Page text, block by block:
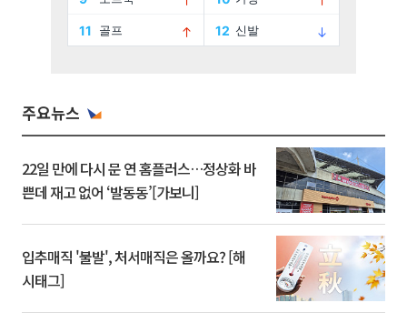
주요뉴스
22일 만에 다시 문 연 홈플러스…정상화 바
쁜데 재고 없어 ‘발동동’[가보니]
입추매직 '불발', 처서매직은 올까요? [해
시태그]